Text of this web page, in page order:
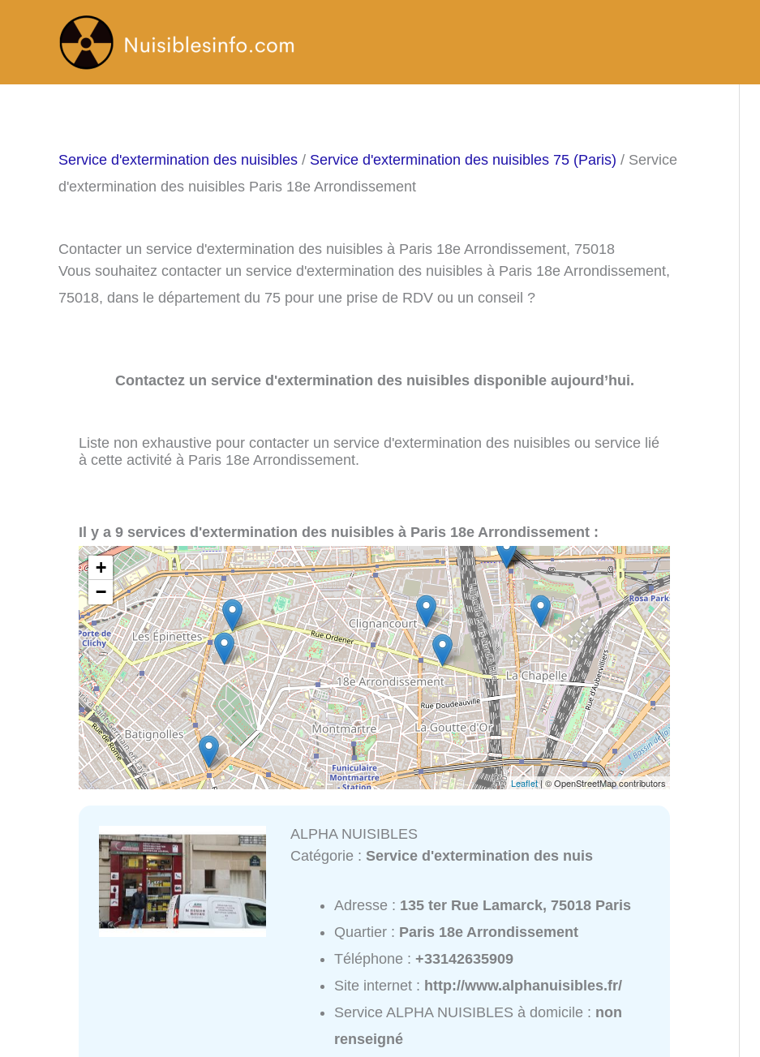
Service d'extermination des nuisibles / Service d'extermination des nuisibles 75 (Paris) / Service
d'extermination des nuisibles Paris 18e Arrondissement
Contacter un service d'extermination des nuisibles à Paris 18e Arrondissement, 75018
Vous souhaitez contacter un service d'extermination des nuisibles à Paris 18e Arrondissement,
75018, dans le département du 75 pour une prise de RDV ou un conseil ?
Contactez un service d'extermination des nuisibles disponible aujourd’hui.
Liste non exhaustive pour contacter un service d'extermination des nuisibles ou service lié
à cette activité à Paris 18e Arrondissement.
Il y a 9 services d'extermination des nuisibles à Paris 18e Arrondissement :
+
−
Leaflet| © OpenStreetMap contributors
ALPHA NUISIBLES
Catégorie :Service d'extermination des nuis
Adresse : 135 ter Rue Lamarck, 75018 Paris
Quartier : Paris 18e Arrondissement
Téléphone :+33142635909
Site internet : http://www.alphanuisibles.fr/
Service ALPHA NUISIBLES à domicile : non
renseigné